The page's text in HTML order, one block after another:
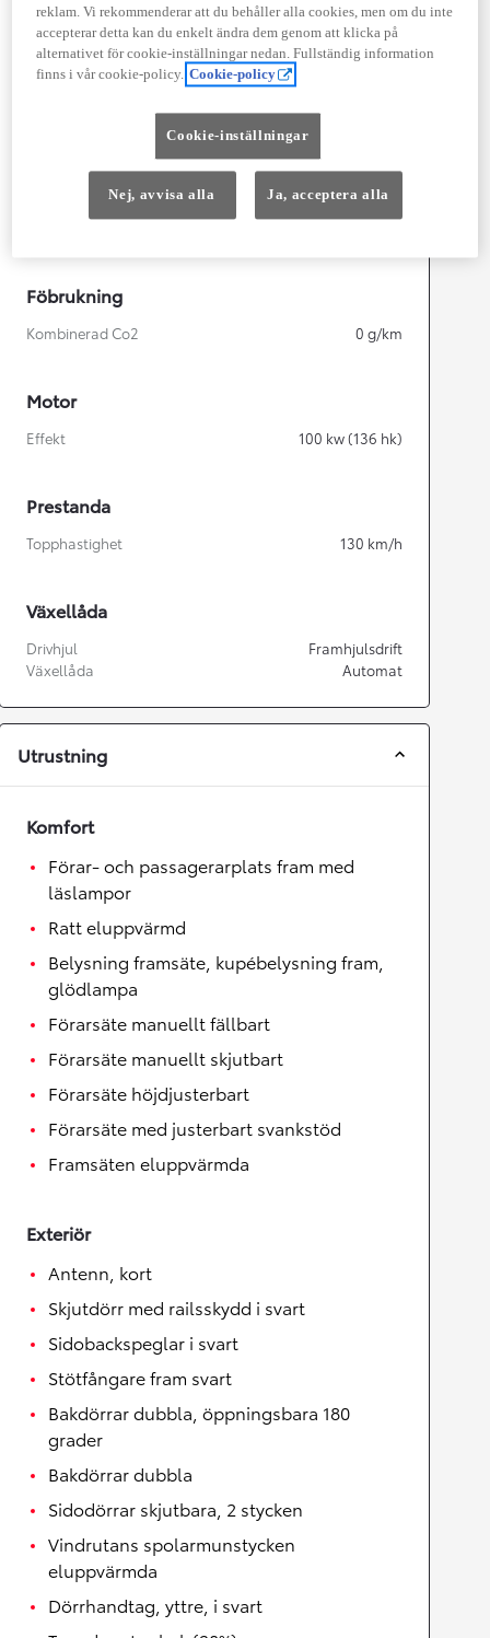
Length
5 330 mm
1 920mm
Föbrukning
Kombinerad Co2 0 g/km
Motor
Effekt 100 kw (136 hk)
Prestanda
Topphastighet 130 km/h
Växellåda
Drivhjul
Framhjulsdrift
Växellåda
Automat
Utrustning
Komfort
Förar- och passagerarplats fram med
läslampor
Ratt eluppvärmd
Belysning framsäte, kupébelysning fram,
glödlampa
Förarsäte manuellt fällbart
Förarsäte manuellt skjutbart
Förarsäte höjdjusterbart
Förarsäte med justerbart svankstöd
Framsäten eluppvärmda
Exteriör
Antenn, kort
Skjutdörr med railsskydd i svart
Sidobackspeglar i svart
Stötfångare fram svart
Bakdörrar dubbla, öppningsbara 180
grader
Bakdörrar dubbla
Sidodörrar skjutbara, 2 stycken
Vindrutans spolarmunstycken
eluppvärmda
Dörrhandtag, yttre, i svart
reklam. Vi rekommenderar att du behåller alla cookies, men om du inte
accepterar detta kan du enkelt ändra dem genom att klicka på
alternativet för cookie-inställningar nedan. Fullständig information
finns i vår cookie-policy. Cookie-policy
Cookie-inställningar
Nej, avvisa alla Ja, acceptera alla